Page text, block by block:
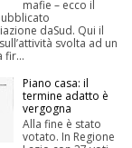
mafie – ecco il
daSud. Qui il
svolta ad un
fir...
Piano casa: il
termine adatto è
vergogna
Alla fine è stato
votato. In Regione